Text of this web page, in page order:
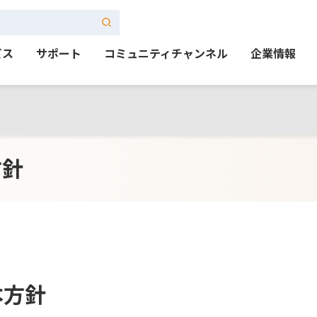
サポート コミュニティチャンネル 企業情報
針